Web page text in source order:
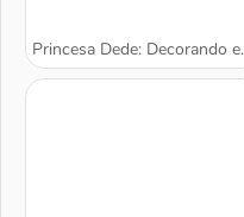
Princesa Dede: Decorando el Pastel